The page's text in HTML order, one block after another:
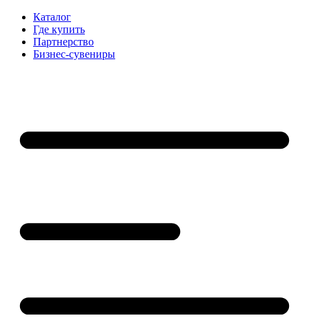
Каталог
Где купить
Партнерство
Бизнес-сувениры